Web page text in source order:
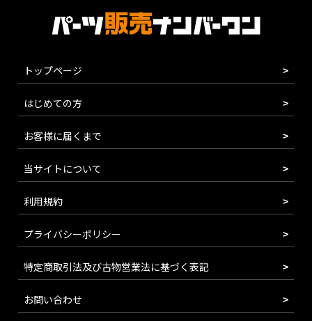
トップページ
はじめての方
お客様に届くまで
当サイトについて
利用規約
プライバシーポリシー
特定商取引法及び古物営業法に基づく表記
お問い合わせ